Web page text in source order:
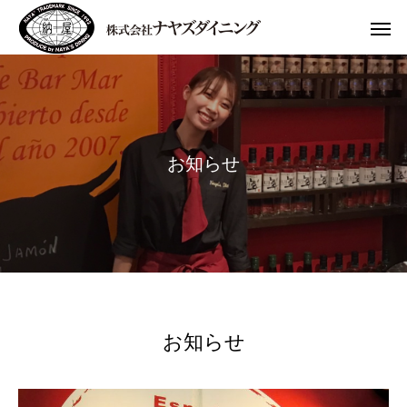
お知らせ
お知らせ